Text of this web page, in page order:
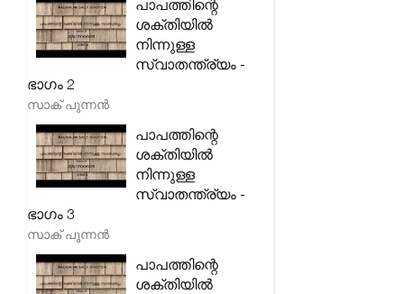
പാപത്തിന്റെ
ശക്തിയിൽ
നിന്നുള്ള
സ്വാതന്ത്ര്യം -
ഭാഗം 2
സാക് പുന്നൻ
പാപത്തിന്റെ
ശക്തിയിൽ
നിന്നുള്ള
സ്വാതന്ത്ര്യം -
ഭാഗം 3
സാക് പുന്നൻ
പാപത്തിന്റെ
ശക്തിയിൽ